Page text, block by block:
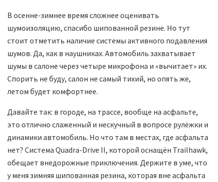
В осенне-зимнее время сложнее оценивать
шумоизоляцию, спасибо шипованной резине. Но тут
стоит отметить наличие системы активного подавления
шумов. Да, как в наушниках. Автомобиль захватывает
шумы в салоне через четыре микрофона и «вычитает» их.
Спорить не буду, салон не самый тихий, но опять же,
летом будет комфортнее.
Давайте так: в городе, на трассе, вообще на асфальте,
это отлично слаженный и нескучный в вопросе рулёжки и
динамики автомобиль. Но что там в местах, где асфальта
нет? Система Quadra-Drive II, которой оснащён Trailhawk,
обещает внедорожные приключения. Держите в уме, что
у меня зимняя шипованная резина, которая вне асфальта